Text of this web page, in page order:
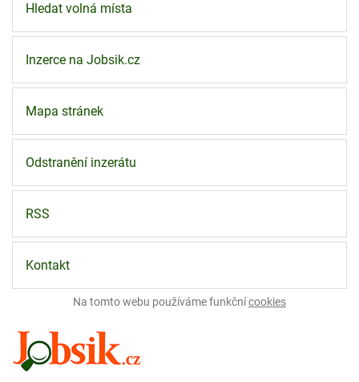
Hledat volná místa
Inzerce na Jobsik.cz
Mapa stránek
Odstranění inzerátu
RSS
Kontakt
Na tomto webu používáme funkčnícookies